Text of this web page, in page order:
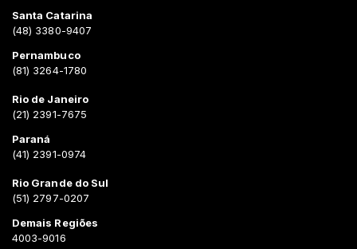
Santa Catarina
(48) 3380-9407
Pernambuco
(81) 3264-1780
Rio de Janeiro
(21) 2391-7675
Paraná
(41) 2391-0974
Rio Grande do Sul
(51) 2797-0207
Demais Regiões
4003-9016